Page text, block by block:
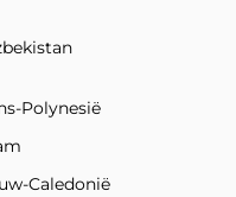
Polynesië
Caledonië